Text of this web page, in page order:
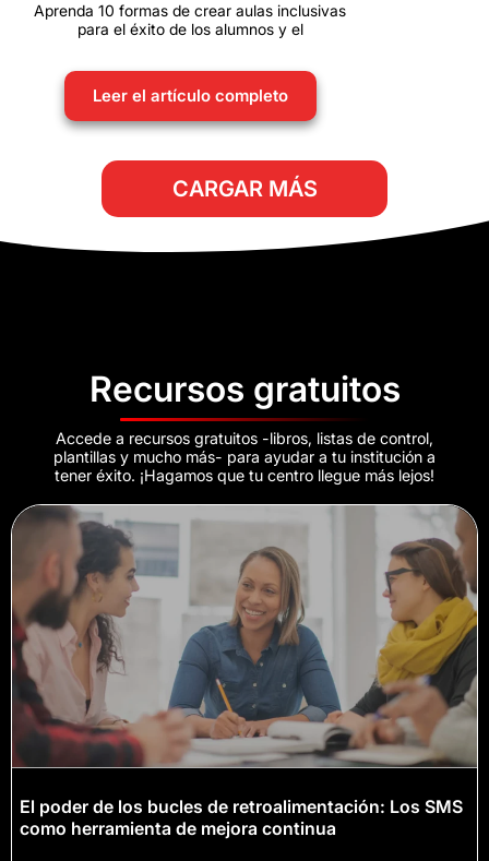
Aprenda 10 formas de crear aulas inclusivas
para el éxito de los alumnos y el
Leer el artículo completo
CARGAR MÁS
Recursos gratuitos
Accede a recursos gratuitos -libros, listas de control,
plantillas y mucho más- para ayudar a tu institución a
tener éxito. ¡Hagamos que tu centro llegue más lejos!
El poder de los bucles de retroalimentación: Los SMS
como herramienta de mejora continua